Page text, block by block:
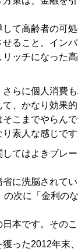
て高齢者の可
ること。イン
ッチになった
らに個人消費も
、かなり効果的
こまでやらんで
素人な感じです
してはよきブレ
に洗脳されてい
の次に「金利の
本です。その
った2012年末